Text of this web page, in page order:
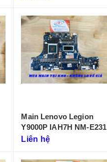
Main Lenovo Legion
Y9000P IAH7H NM-E231
Liên hệ